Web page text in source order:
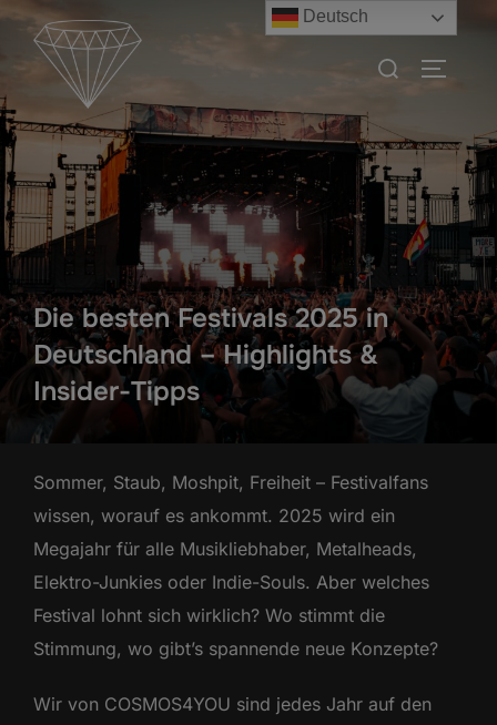
Zum
Inhalt
springen
Suchen
Die besten Festivals 2025 in
Deutschland – Highlights &
Insider-Tipps
Sommer, Staub, Moshpit, Freiheit – Festivalfans
wissen, worauf es ankommt. 2025 wird ein
Megajahr für alle Musikliebhaber, Metalheads,
Elektro-Junkies oder Indie-Souls. Aber welches
Festival lohnt sich wirklich? Wo stimmt die
Stimmung, wo gibt’s spannende neue Konzepte?
Wir von COSMOS4YOU sind jedes Jahr auf den
Deutsch